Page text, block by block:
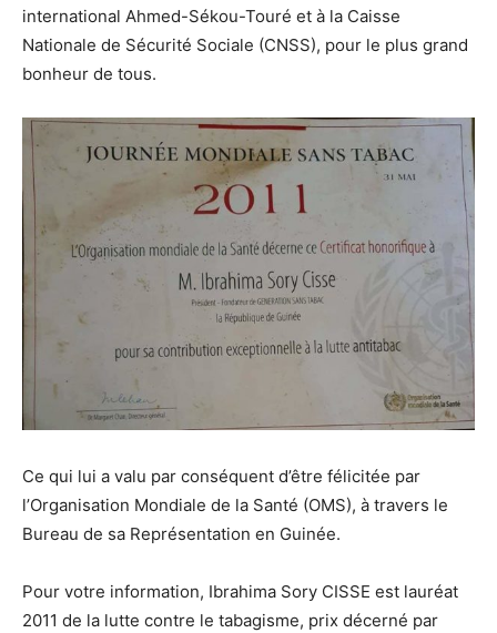
international Ahmed-Sékou-Touré et à la Caisse
Nationale de Sécurité Sociale (CNSS), pour le plus grand
bonheur de tous.
Ce qui lui a valu par conséquent d’être félicitée par
l’Organisation Mondiale de la Santé (OMS), à travers le
Bureau de sa Représentation en Guinée.
Pour votre information, Ibrahima Sory CISSE est lauréat
2011 de la lutte contre le tabagisme, prix décerné par